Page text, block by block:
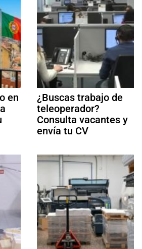
en
¿Buscas trabajo de
teleoperador?
Consulta vacantes y
envía tu CV